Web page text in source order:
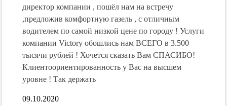
директор компании , пошёл нам на встречу
,предложив комфортную газель , с отличным
водителем по самой низкой цене по городу ! Услуги
компании Victory обошлись нам ВСЕГО в 3.500
тысячи рублей ! Хочется сказать Вам СПАСИБО!
Клиентоориентированность у Вас на высшем
уровне ! Так держать
09.10.2020